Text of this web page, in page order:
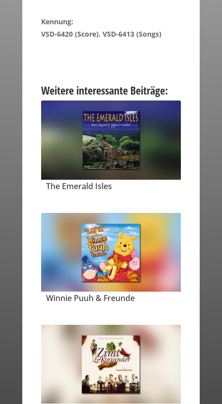
Kennung:
VSD-6420 (Score), VSD-6413 (Songs)
Weitere interessante Beiträge:
The Emerald Isles
Winnie Puuh & Freunde